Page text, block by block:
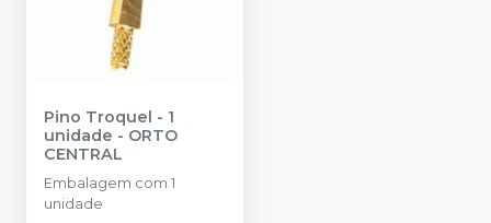
Pino Troquel - 1
unidade - ORTO
CENTRAL
Embalagem com 1
unidade